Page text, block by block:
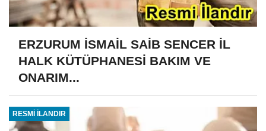
ERZURUM İSMAİL SAİB SENCER İL
HALK KÜTÜPHANESİ BAKIM VE
ONARIM...
RESMİ İLANDIR